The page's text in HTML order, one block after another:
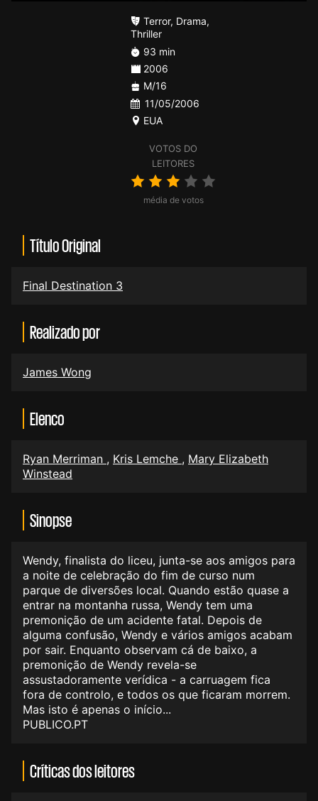
VOTOS DO
LEITORES
média de votos
Terror, Drama,
Thriller
93 min
2006
M/16
11/05/2006
EUA
Título Original
Final Destination 3
Realizado por
James Wong
Elenco
Ryan Merriman , Kris Lemche , Mary Elizabeth
Winstead
Sinopse
Wendy, finalista do liceu, junta-se aos amigos para
a noite de celebração do fim de curso num
parque de diversões local. Quando estão quase a
entrar na montanha russa, Wendy tem uma
premonição de um acidente fatal. Depois de
alguma confusão, Wendy e vários amigos acabam
por sair. Enquanto observam cá de baixo, a
premonição de Wendy revela-se
assustadoramente verídica - a carruagem fica
fora de controlo, e todos os que ficaram morrem.
Mas isto é apenas o início...
PUBLICO.PT
Críticas dos leitores